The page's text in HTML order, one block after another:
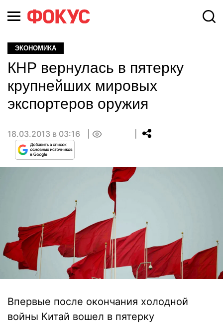
ЭКОНОМИКА
КНР вернулась в пятерку
крупнейших мировых
экспортеров оружия
18.03.2013 в 03:16
Впервые после окончания холодной
войны Китай вошел в пятерку